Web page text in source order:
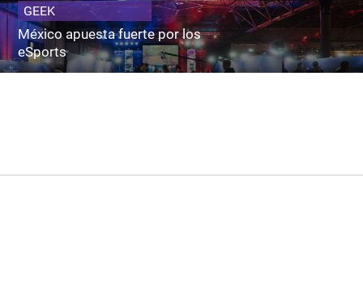
GEEK
México apuesta fuerte por los
eSports